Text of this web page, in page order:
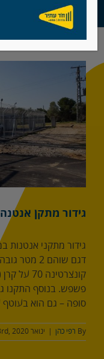
גידור
צפה
בתמונה
מוגדלת
גידור מתקן
גידור מתקני אנטנות
דגם שוהם 2
פשפש. בנוסף התקנו
סופה – גם הוא בעוטף
By רפי כהן ינואר 23rd, 2020